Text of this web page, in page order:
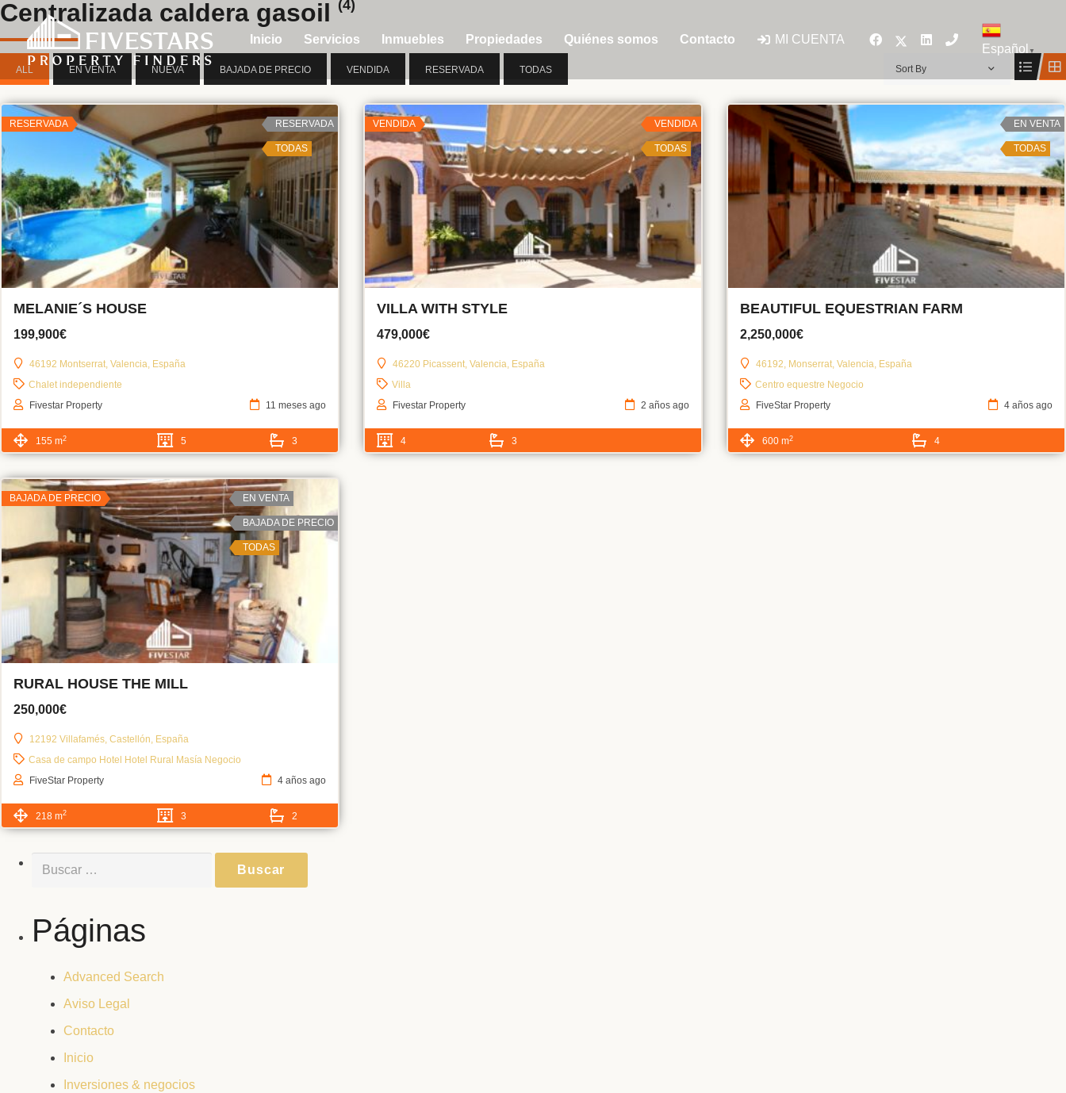
Inicio Servicios Inmuebles Propiedades Quiénes somos Contacto MI CUENTA
Español ▼
Centralizada caldera gasoil (4)
ALL EN VENTA NUEVA BAJADA DE PRECIO VENDIDA RESERVADA TODAS Sort By
RESERVADA RESERVADA
TODAS
MELANIE´S HOUSE
199,900€
46192 Montserrat, Valencia, España
Chalet independiente
Fivestar Property
11 meses ago
155 m2 5 3
VENDIDA VENDIDA
TODAS
VILLA WITH STYLE
479,000€
46220 Picassent, Valencia, España
Villa
Fivestar Property
2 años ago
4 3
EN VENTA
TODAS
BEAUTIFUL EQUESTRIAN FARM
2,250,000€
46192, Monserrat, Valencia, España
Centro equestre Negocio
FiveStar Property
4 años ago
600 m2 4
BAJADA DE PRECIO EN VENTA
BAJADA DE PRECIO
TODAS
RURAL HOUSE THE MILL
250,000€
12192 Villafamés, Castellón, España
Casa de campo Hotel Hotel Rural Masía Negocio
FiveStar Property
4 años ago
218 m2 3 2
Buscar:
Páginas
Advanced Search
Aviso Legal
Contacto
Inicio
Inversiones & negocios